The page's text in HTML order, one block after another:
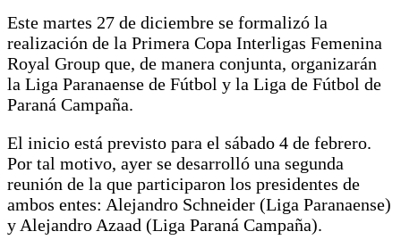
Este martes 27 de diciembre se formalizó la
realización de la Primera Copa Interligas Femenina
Royal Group que, de manera conjunta, organizarán
la Liga Paranaense de Fútbol y la Liga de Fútbol de
Paraná Campaña.
El inicio está previsto para el sábado 4 de febrero.
Por tal motivo, ayer se desarrolló una segunda
reunión de la que participaron los presidentes de
ambos entes: Alejandro Schneider (Liga Paranaense)
y Alejandro Azaad (Liga Paraná Campaña).